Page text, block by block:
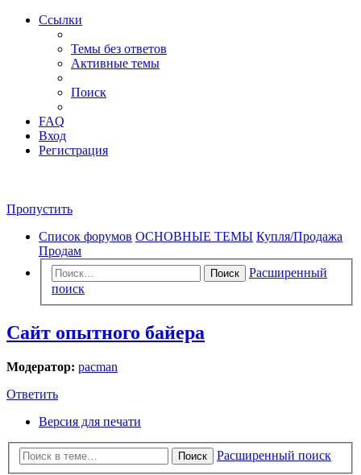
Ссылки
Темы без ответов
Активные темы
Поиск
FAQ
Вход
Регистрация
Пропустить
Список форумов ОСНОВНЫЕ ТЕМЫ Купля/Продажа
Продам
Поиск
Расширенный
поиск
Сайт опытного байера
Модератор: pacman
Ответить
Версия для печати
Поиск
Расширенный поиск